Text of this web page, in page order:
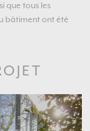
que tous les
bâtiment ont été